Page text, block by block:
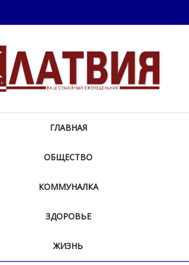
ГЛАВНАЯ
ОБЩЕСТВО
КОММУНАЛКА
ЗДОРОВЬЕ
ЖИЗНЬ